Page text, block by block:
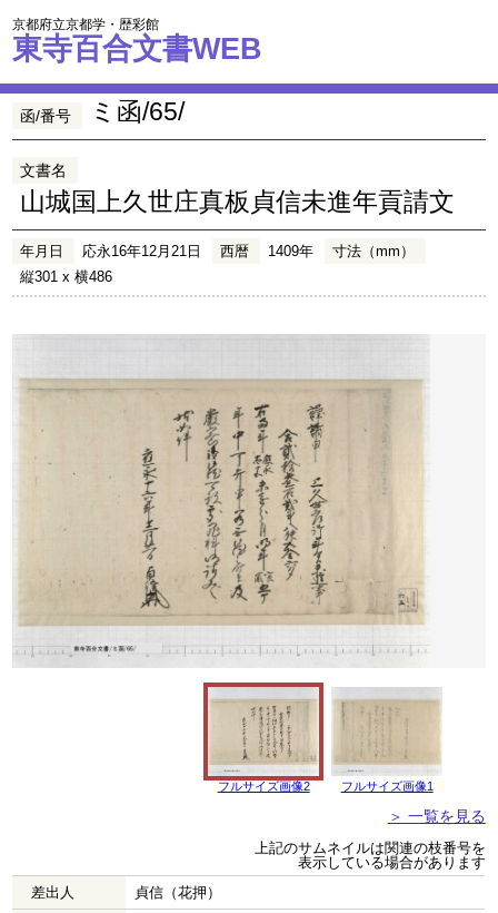
京都府立京都学・歴彩館
東寺百合文書WEB
函/番号 ミ函/65/
文書名
山城国上久世庄真板貞信未進年貢請文
年月日 応永16年12月21日 西暦 1409年
寸法（mm）
縦301 x 横486
フルサイズ画像2 フルサイズ画像1
＞ 一覧を見る
上記のサムネイルは関連の枝番号を
表示している場合があります
差出人
貞信（花押）